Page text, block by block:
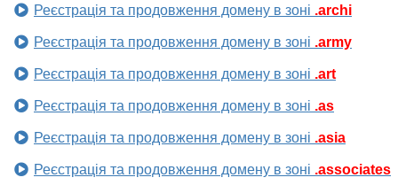
Реєстрація та продовження домену в зоні .archi
Реєстрація та продовження домену в зоні .army
Реєстрація та продовження домену в зоні .art
Реєстрація та продовження домену в зоні .as
Реєстрація та продовження домену в зоні .asia
Реєстрація та продовження домену в зоні .associates